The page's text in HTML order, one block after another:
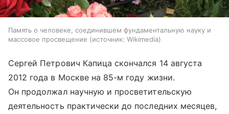
Память о человеке, соединившем фундаментальную науку и
массовое просвещение
источник: Wikimedia
Сергей Петрович Капица скончался 14 августа
2012 года в Москве на 85-м году жизни.
Он продолжал научную и просветительскую
деятельность практически до последних месяцев,